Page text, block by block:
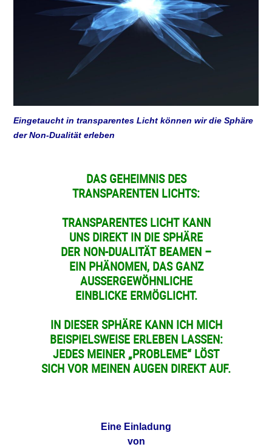
Eingetaucht in transparentes Licht können wir die Sphäre
der Non-Dualität erleben
DAS GEHEIMNIS DES
TRANSPARENTEN LICHTS:
TRANSPARENTES LICHT KANN
UNS DIREKT IN DIESPHÄRE
DER NON-DUALITÄT BEAMEN –
EIN PHÄNOMEN, DAS GANZ
AUSSERGEWÖHNLICHE
EINBLICKE ERMÖGLICHT.
IN DIESER SPHÄRE KANN ICH MICH
BEISPIELSWEISE ERLEBEN LASSEN:
JEDES MEINER „PROBLEME“ LÖST
SICH VOR MEINEN AUGEN DIREKT AUF.
Eine Einladung
von